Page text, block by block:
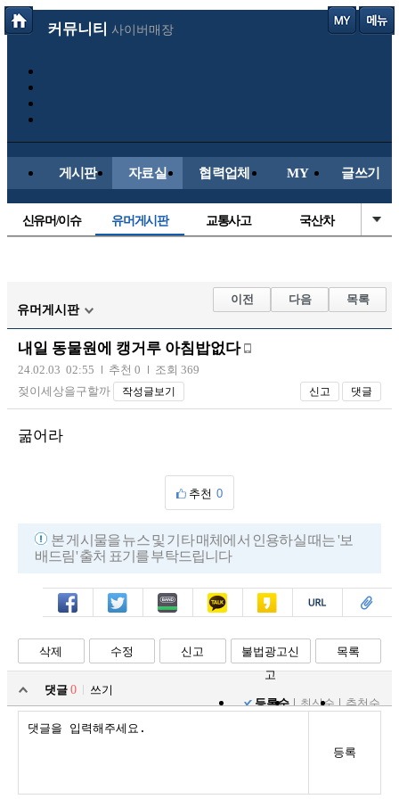
커뮤니티 사이버매장
게시판 자료실 협력업체 MY 글쓰기
신유머/이슈 유머게시판 교통사고 국산차
자유사진 군사/무기
트럭/버스
장착시공사진
유머게시판
이전 다음 목록
내일 동물원에 캥거루 아침밥없다
24.02.03 02:55 추천 0
조회 369
젖이세상을구할까
작성글보기 신고 댓글
굶어라
추천 0
본 게시물을 뉴스 및 기타 매체에서 인용하실 때는 '보
배드림' 출처 표기를 부탁드립니다
페북 트윗 밴드 카톡 카스 복사 스크랩
삭제 수정 신고
불법광고신
고
목록
댓글 0
쓰기
등록순
최신순 추천순
등록